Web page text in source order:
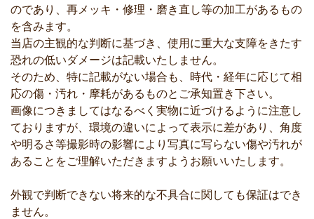
のであり、再メッキ・修理・磨き直し等の加工があるもの
を含みます。
当店の主観的な判断に基づき、使用に重大な支障をきたす
恐れの低いダメージは記載いたしません。
そのため、特に記載がない場合も、時代・経年に応じて相
応の傷・汚れ・摩耗があるものとご承知置き下さい。
画像につきましてはなるべく実物に近づけるように注意し
ておりますが、環境の違いによって表示に差があり、角度
や明るさ等撮影時の影響により写真に写らない傷や汚れが
あることをご理解いただきますようお願いいたします。
外観で判断できない将来的な不具合に関しても保証はでき
ません。